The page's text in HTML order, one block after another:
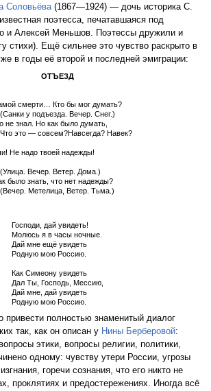
Соловьёва(1867—1924) — дочь историка С.
поэтесса, печатавшаяся под
и Алексей Меньшов. Поэтессы дружили и
стихи). Ещё сильнее это чувство раскрыто в
в годы её второй и последней эмиграции:
ОТЪЕЗД
смерти… Кто бы мог думать?
(Санки у подъезда. Вечер. Снег.)
не знал. Но как было думать,
Что это — совсем?Навсегда? Навек?
Не надо твоей надежды!
(Улица. Вечер. Ветер. Дома.)
было знать, что нет надежды?
(Вечер. Метелица, Ветер. Тьма.)
Господи, дай увидеть!
Молюсь я в часы ночные.
Дай мне ещё увидеть
Родную мою Россию.
Как Симеону увидеть
Дал Ты, Господь, Мессию,
Дай мне, дай увидеть
Родную мою Россию.
привести полностью знаменитый диалог
так, как он описан у Нины Берберовой:
этики, вопросы религии, политики,
одному: чувству утери России, угрозы
горечи сознания, что его никто не
проклятиях и предостережениях. Иногда всё